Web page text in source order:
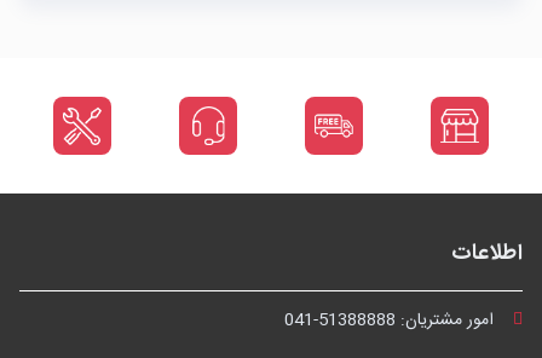
اطلاعات
امور مشتریان: 041-51388888